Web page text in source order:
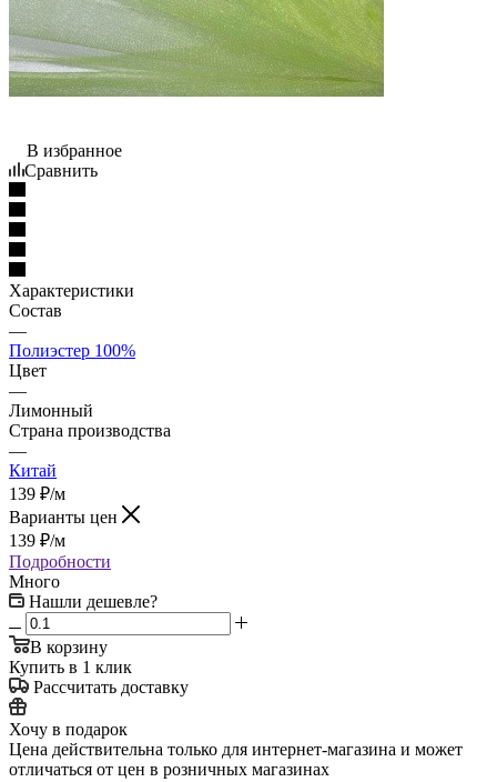
В избранное
Сравнить
Характеристики
Состав
—
Полиэстер 100%
Цвет
—
Лимонный
Страна производства
—
Китай
139 ₽/м
Варианты цен
139 ₽/м
Подробности
Много
Нашли дешевле?
В корзину
Купить в 1 клик
Рассчитать доставку
Хочу в подарок
Цена действительна только для интернет-магазина и может
отличаться от цен в розничных магазинах